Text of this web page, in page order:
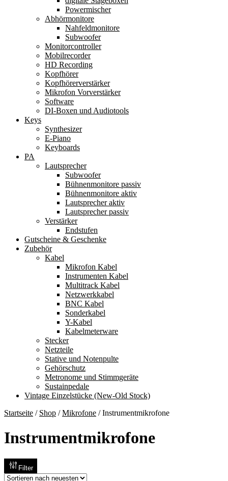
Powermischer
Abhörmonitore
Nahfeldmonitore
Subwoofer
Monitorcontroller
Mobilrecorder
HD Recording
Kopfhörer
Kopfhörerverstärker
Mikrofon Vorverstärker
Software
DI-Boxen und Audiotools
Keys
Synthesizer
E-Piano
Keyboards
PA
Lautsprecher
Subwoofer
Bühnenmonitore passiv
Bühnenmonitore aktiv
Lautsprecher aktiv
Lautsprecher passiv
Verstärker
Endstufen
Gutscheine & Geschenke
Zubehör
Kabel
Mikrofon Kabel
Instrumenten Kabel
Multitrack Kabel
Netzwerkkabel
BNC Kabel
Sonderkabel
Y-Kabel
Kabelmeterware
Stecker
Netzteile
Stative und Notenpulte
Gehörschutz
Metronome und Stimmgeräte
Sustainpedale
Vintage Einzelstücke (New-Old Stock)
Startseite / Shop /Mikrofone /Instrumentmikrofone
Instrumentmikrofone
Filter